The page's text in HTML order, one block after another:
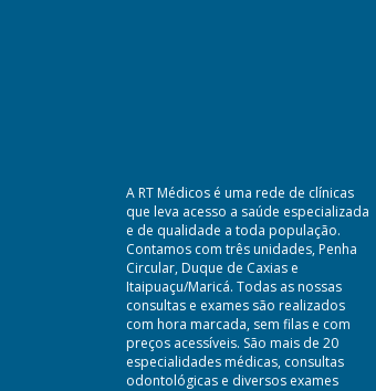
A RT Médicos é uma rede de clínicas
que leva acesso a saúde especializada
e de qualidade a toda população.
Contamos com três unidades, Penha
Circular, Duque de Caxias e
Itaipuaçu/Maricá. Todas as nossas
consultas e exames são realizados
com hora marcada, sem filas e com
preços acessíveis. São mais de 20
especialidades médicas, consultas
odontológicas e diversos exames